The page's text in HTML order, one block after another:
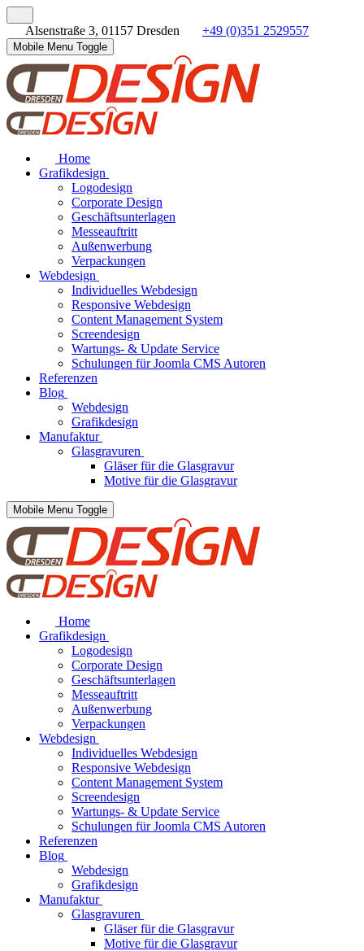
Alsenstraße 3, 01157 Dresden +49 (0)351 2529557
Mobile Menu Toggle
Home
Grafikdesign
Logodesign
Corporate Design
Geschäftsunterlagen
Messeauftritt
Außenwerbung
Verpackungen
Webdesign
Individuelles Webdesign
Responsive Webdesign
Content Management System
Screendesign
Wartungs- & Update Service
Schulungen für Joomla CMS Autoren
Referenzen
Blog
Webdesign
Grafikdesign
Manufaktur
Glasgravuren
Gläser für die Glasgravur
Motive für die Glasgravur
Mobile Menu Toggle
Home
Grafikdesign
Logodesign
Corporate Design
Geschäftsunterlagen
Messeauftritt
Außenwerbung
Verpackungen
Webdesign
Individuelles Webdesign
Responsive Webdesign
Content Management System
Screendesign
Wartungs- & Update Service
Schulungen für Joomla CMS Autoren
Referenzen
Blog
Webdesign
Grafikdesign
Manufaktur
Glasgravuren
Gläser für die Glasgravur
Motive für die Glasgravur